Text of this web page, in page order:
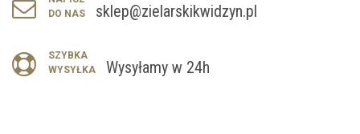
DO NAS
sklep@zielarskikwidzyn.pl
SZYBKA
WYSYŁKA
Wysyłamy w 24h